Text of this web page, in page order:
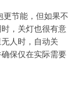
更节能，但如果不
，关灯也很有意
人时，自动关
保仅在实际需要